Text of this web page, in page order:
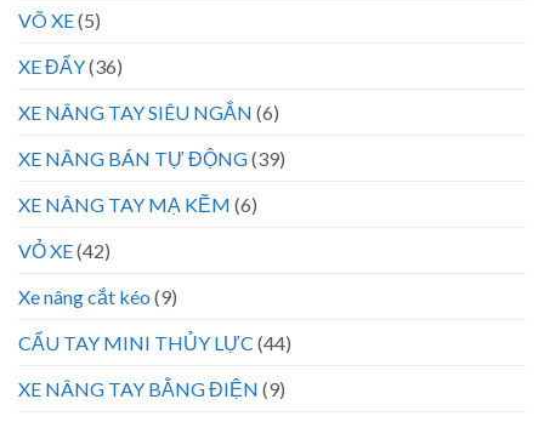
VÕ XE(5)
XE ĐẨY(36)
XE NÂNG TAY SIÊU NGẮN (6)
XE NÂNG BÁN TỰ ĐỘNG(39)
XE NÂNG TAY MẠ KẼM (6)
VỎ XE(42)
Xe nâng cắt kéo (9)
CẨU TAY MINI THỦY LỰC (44)
XE NÂNG TAY BẰNG ĐIỆN (9)